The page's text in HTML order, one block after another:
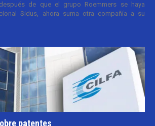
de que el grupo Roemmers se haya
Sidus, ahora suma otra compañía a su
patentes